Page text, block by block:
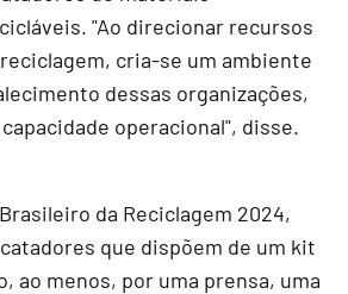
"Ao direcionar recursos
cria-se um ambiente
dessas organizações,
operacional", disse.
da Reciclagem 2024,
que dispõem de um kit
ao menos, por uma prensa, uma